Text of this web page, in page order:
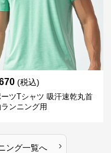
(税込)
ーツTシャツ 吸汗速乾丸首
ンニング用
ング一覧へ ›